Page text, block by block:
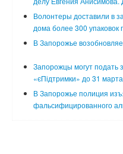
Волонтеры доставили в
дома более 300 упаковок
В Запорожье
Запорожцы могут подать
«єПідтримки» до 31 марта
В Запорожье полиция
фальсифицированного